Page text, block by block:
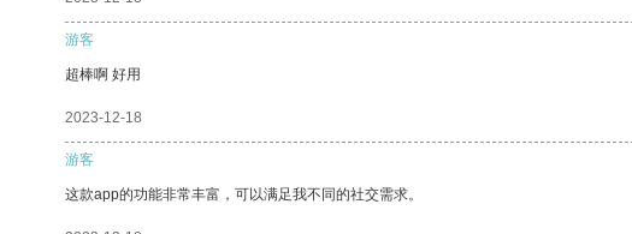
游客
超棒啊 好用
2023-12-18
游客
这款app的功能非常丰富，可以满足我不同的社交需求。